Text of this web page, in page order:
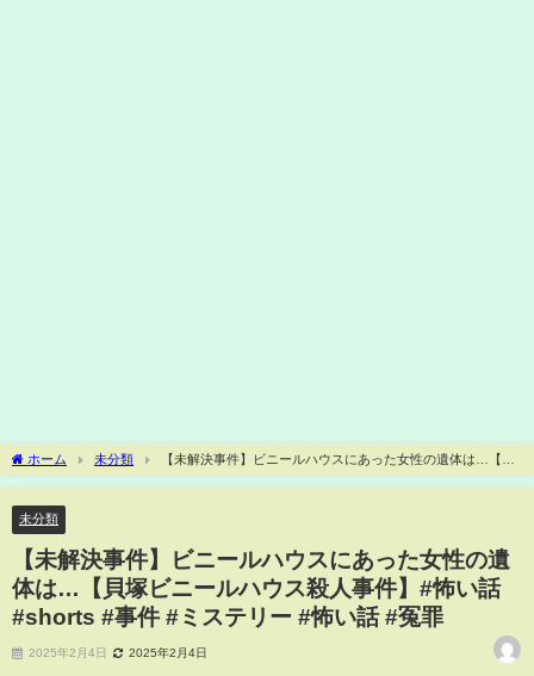
ホーム 未分類
【未解決事件】ビニールハウスにあった女性の遺体は…【貝
塚ビニールハウス殺人事件】#怖い話 #shorts #事件 #ミステリー #怖い話 #冤罪
未分類
【未解決事件】ビニールハウスにあった女性の遺
体は…【貝塚ビニールハウス殺人事件】#怖い話
#shorts #事件 #ミステリー #怖い話 #冤罪
2025年2月4日 2025年2月4日